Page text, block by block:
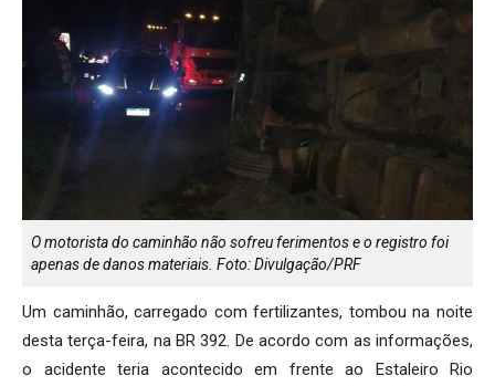
O motorista do caminhão não sofreu ferimentos e o registro foi
apenas de danos materiais. Foto: Divulgação/PRF
Um caminhão, carregado com fertilizantes, tombou na noite
desta terça-feira, na BR 392. De acordo com as informações,
o acidente teria acontecido em frente ao Estaleiro Rio